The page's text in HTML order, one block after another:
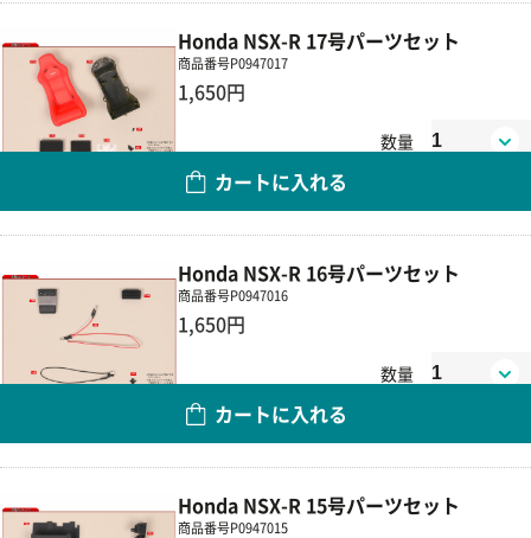
Honda NSX-R 17号パーツセット
商品番号P0947017
1,650円
数量
カートに入れる
Honda NSX-R 16号パーツセット
商品番号P0947016
1,650円
数量
カートに入れる
Honda NSX-R 15号パーツセット
商品番号P0947015